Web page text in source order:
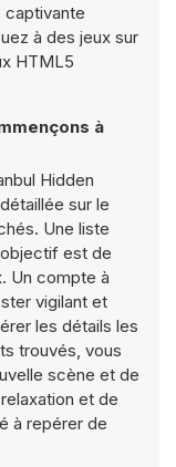
captivante
à des jeux sur
HTML5
à
Hidden
sur le
Une liste
est de
Un compte à
vigilant et
les détails les
trouvés, vous
scène et de
et de
à repérer de